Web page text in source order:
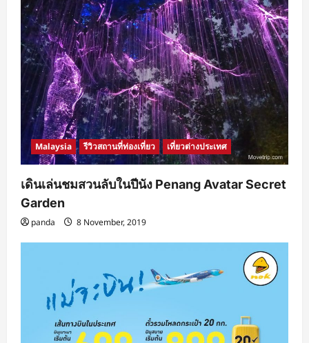
Malaysia รีวิวสถานที่ท่องเที่ยว เที่ยวต่างประเทศ
เดินเล่นชมสวนลับในปีนัง Penang Avatar Secret
Garden
panda 8 November, 2019